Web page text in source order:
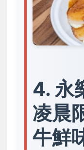
4. 永
凌晨
牛鮮